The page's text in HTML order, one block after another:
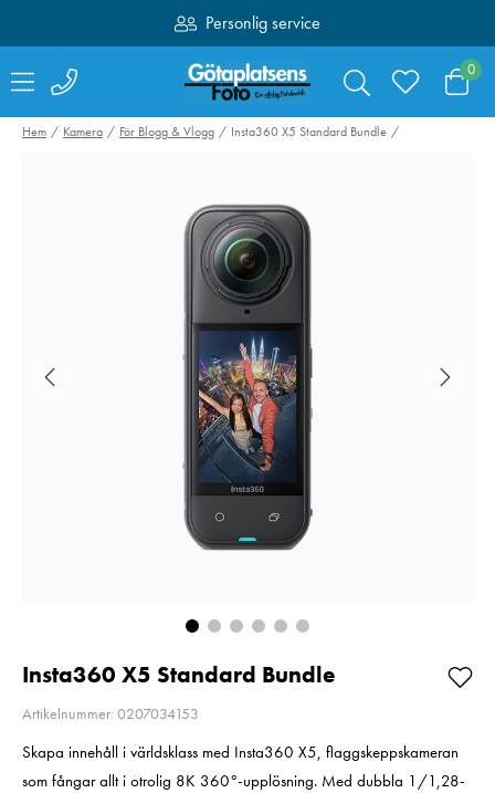
Personlig service
Fri frakt över 1000:-
0
Peak Design Travel
Tripod Aluminium
Kampanjpris 20%
Rabatt! Gäller t.o.m
2026-08-31
pris: 4 590 kr
I lager
Lägg i varukorgen
Hem Kamera För Blogg & Vlogg Insta360 X5 Standard Bundle
Insta360 X5 Standard Bundle
Artikelnummer: 0207034153
Skapa innehåll i världsklass med Insta360 X5, flaggskeppskameran
som fångar allt i otrolig 8K 360°-upplösning. Med dubbla 1/1,28-